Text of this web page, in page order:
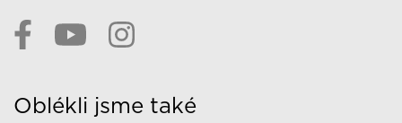
Oblékli jsme také